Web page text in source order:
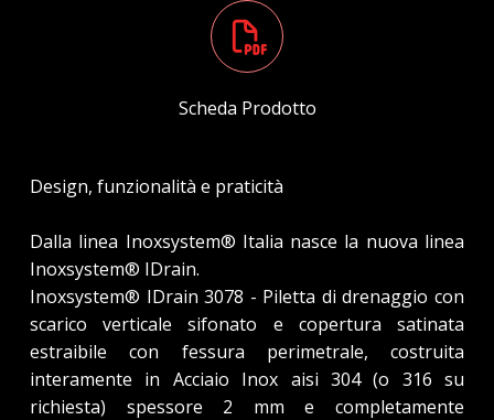
Scheda Prodotto
Design, funzionalità e praticità
Dalla linea Inoxsystem® Italia nasce la nuova linea
Inoxsystem® IDrain.
Inoxsystem® IDrain 3078 - Piletta di drenaggio con
scarico verticale sifonato e copertura satinata
estraibile con fessura perimetrale, costruita
interamente in Acciaio Inox aisi 304 (o 316 su
richiesta) spessore 2 mm e completamente